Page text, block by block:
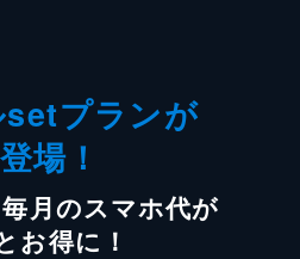
プランが
場！
月のスマホ代が
お得に！